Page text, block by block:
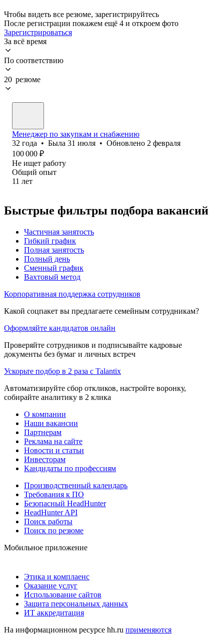
Чтобы видеть все резюме, зарегистрируйтесь
После регистрации покажем ещё 4 и откроем фото
Зарегистрироваться
За всё время
По соответствию
20 резюме
Менеджер по закупкам и снабжению
32 года • Была 31 июля • Обновлено 2 февраля
100 000 ₽
Не ищет работу
Общий опыт
11 лет
Быстрые фильтры подбора вакансий
Частичная занятость
Гибкий график
Полная занятость
Полный день
Сменный график
Вахтовый метод
Корпоративная поддержка сотрудников
Какой соцпакет вы предлагаете семейным сотрудникам?
Оформляйте кандидатов онлайн
Проверяйте сотрудников и подписывайте кадровые
документы без бумаг и личных встреч
Ускорьте подбор в 2 раза с Talantix
Автоматизируйте сбор откликов, настройте воронку,
собирайте аналитику в 2 клика
О компании
Наши вакансии
Партнерам
Реклама на сайте
Новости и статьи
Инвесторам
Кандидаты по профессиям
Производственный календарь
Требования к ПО
Безопасный HeadHunter
HeadHunter API
Поиск работы
Поиск по резюме
Мобильное приложение
Этика и комплаенс
Оказание услуг
Использование сайтов
Защита персональных данных
ИТ аккредитация
На информационном ресурсе hh.ru применяются